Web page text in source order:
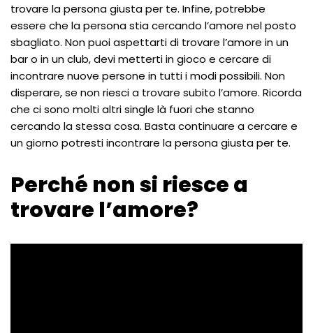
trovare la persona giusta per te. Infine, potrebbe
essere che la persona stia cercando l’amore nel posto
sbagliato. Non puoi aspettarti di trovare l’amore in un
bar o in un club, devi metterti in gioco e cercare di
incontrare nuove persone in tutti i modi possibili. Non
disperare, se non riesci a trovare subito l’amore. Ricorda
che ci sono molti altri single là fuori che stanno
cercando la stessa cosa. Basta continuare a cercare e
un giorno potresti incontrare la persona giusta per te.
Perché non si riesce a
trovare l’amore?